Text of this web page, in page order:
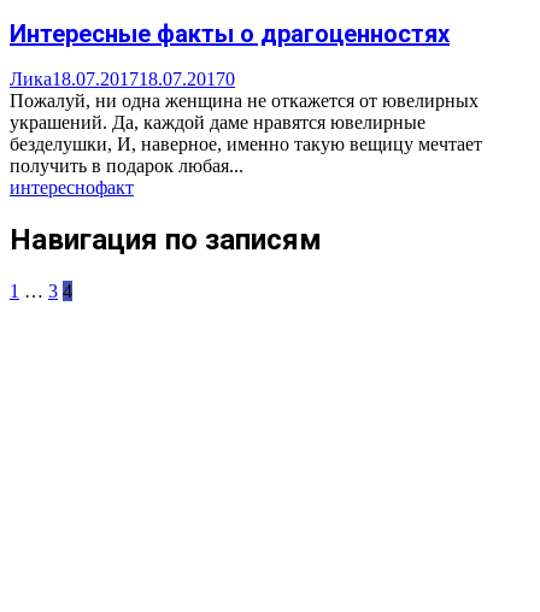
Интересные факты о драгоценностях
Лика18.07.201718.07.20170
Пожалуй, ни одна женщина не откажется от ювелирных
украшений. Да, каждой даме нравятся ювелирные
безделушки, И, наверное, именно такую вещицу мечтает
получить в подарок любая...
интереснофакт
Навигация по записям
1 … 3 4